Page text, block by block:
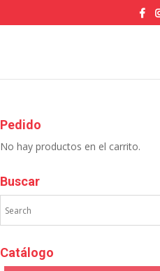
Pedido
No hay productos en el carrito.
Buscar
Catálogo